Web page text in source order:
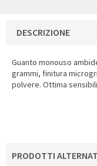
DESCRIZIONE
Guanto monouso
grammi, finitura
polvere. Ottima
PRODOTTI